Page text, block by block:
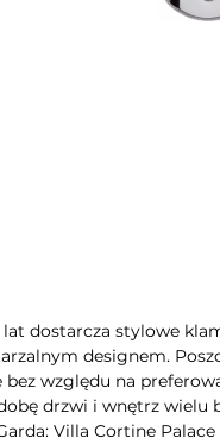
dostarcza stylowe
designem.
względu na
drzwi i wnętrz wielu
Villa Cortine